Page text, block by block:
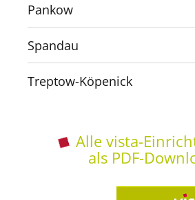
Pankow
Spandau
Treptow-Köpenick
Alle vista-
als PDF-